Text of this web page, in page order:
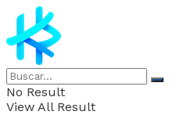
No Result
View All Result